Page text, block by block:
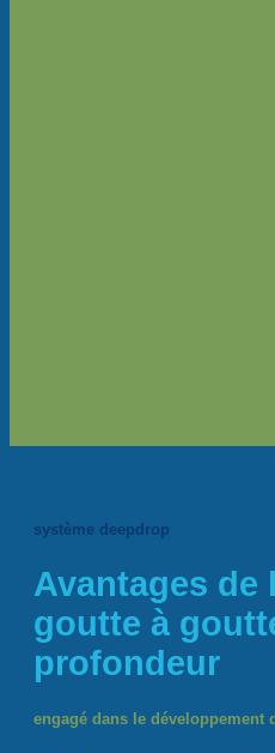
système deepdrop
Avantages de
goutte à
profondeur
engagé dans le développement